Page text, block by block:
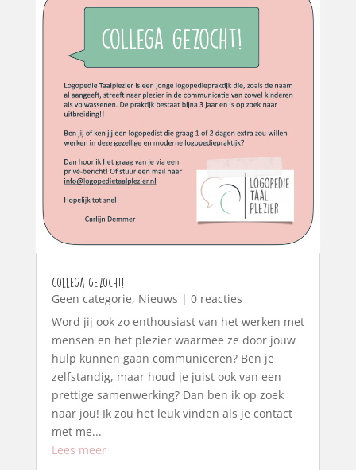
Collega gezocht!
Geen categorie, Nieuws | 0 reacties
Word jij ook zo enthousiast van het werken met
mensen en het plezier waarmee ze door jouw
hulp kunnen gaan communiceren? Ben je
zelfstandig, maar houd je juist ook van een
prettige samenwerking? Dan ben ik op zoek
naar jou! Ik zou het leuk vinden als je contact
met me...
Lees meer